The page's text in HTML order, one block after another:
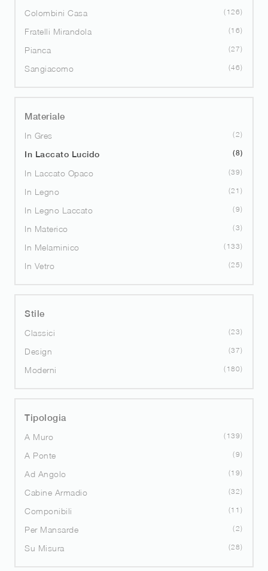
Colombini Casa 126
Fratelli Mirandola 16
Pianca 27
Sangiacomo 46
Materiale
In Gres
2
In Laccato Lucido 8
In Laccato Opaco 39
In Legno 21
In Legno Laccato 9
In Materico 3
In Melaminico 133
In Vetro 25
Stile
Classici
23
Design 37
Moderni 180
Tipologia
A Muro
139
A Ponte 9
Ad Angolo 19
Cabine Armadio 32
Componibili 11
Per Mansarde 2
Su Misura 28